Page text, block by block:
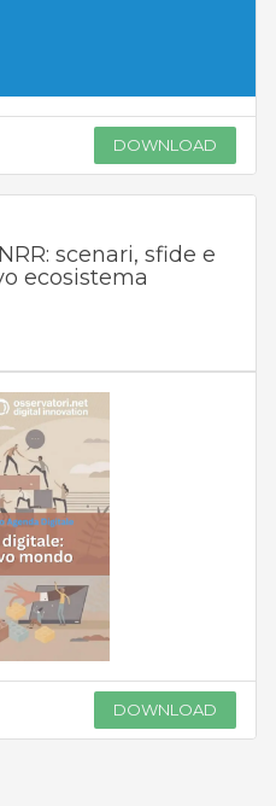
DOWNLOAD
scenari, sfide e
ecosistema
DOWNLOAD